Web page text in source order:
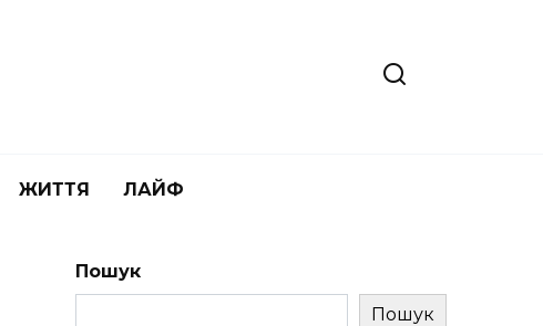
ЖИТТЯ ЛАЙФ
Пошук
Пошук